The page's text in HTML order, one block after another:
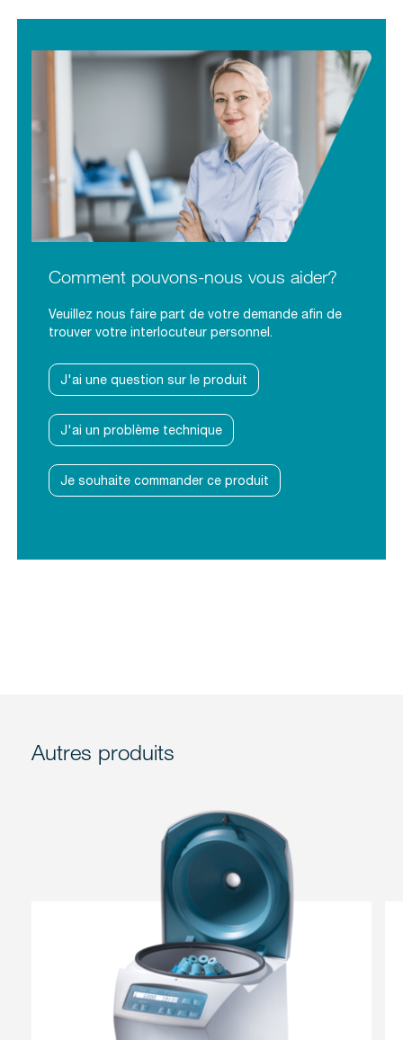
Comment pouvons-nous vous aider?
Veuillez nous faire part de votre demande afin de
trouver votre interlocuteur personnel.
J'ai une question sur le produit
J'ai un problème technique
Je souhaite commander ce produit
Autres produits